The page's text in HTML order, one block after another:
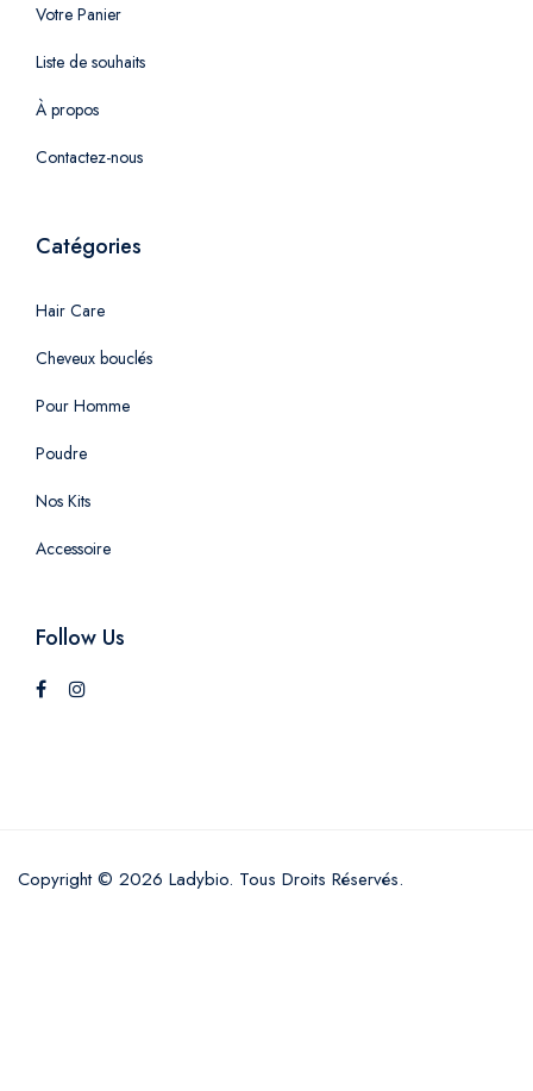
Votre Panier
Liste de souhaits
À propos
Contactez-nous
Catégories
Hair Care
Cheveux bouclés
Pour Homme
Poudre
Nos Kits
Accessoire
Follow Us
Copyright © 2026 Ladybio. Tous Droits Réservés.